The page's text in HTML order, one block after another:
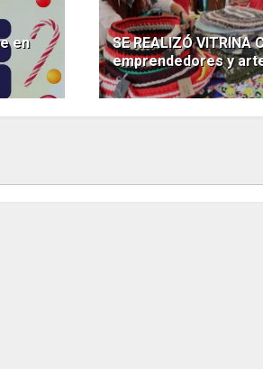
en
SE REALIZÓ VITRINA
emprendedores y